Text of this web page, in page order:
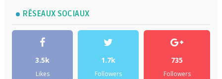
RÉSEAUX SOCIAUX
3.5k
Likes
1.7k
Followers
735
Followers